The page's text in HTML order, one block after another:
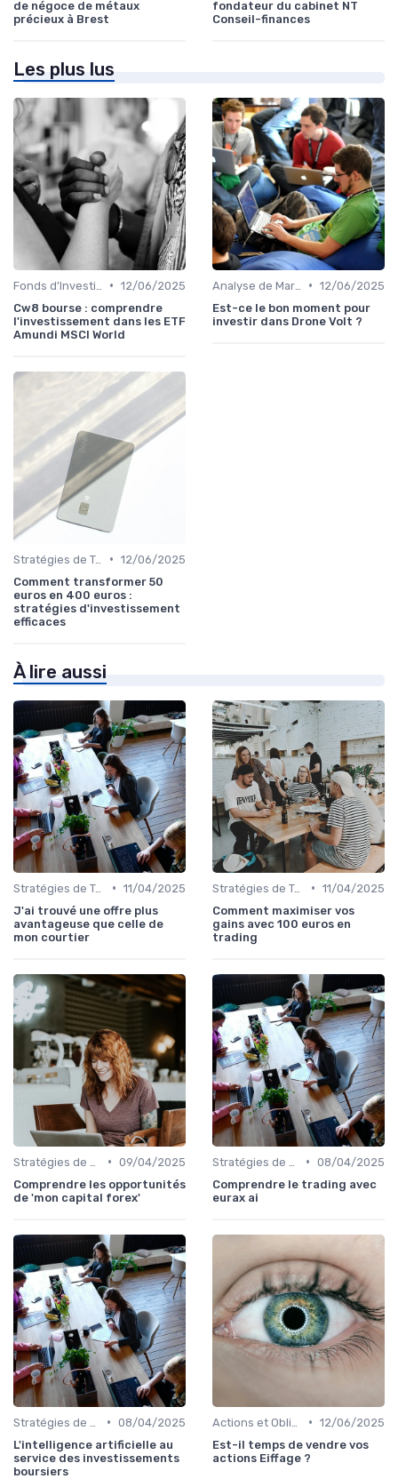
de négoce de métaux
précieux à Brest
fondateur du cabinet NT
Conseil-finances
Les plus lus
• 12/06/2025
Cw8 bourse : comprendre
l'investissement dans les ETF
Amundi MSCI World
• 12/06/2025
Est-ce le bon moment pour
investir dans Drone Volt ?
Stratégies de Trading • 12/06/2025
Comment transformer 50
euros en 400 euros :
stratégies d'investissement
efficaces
À lire aussi
Stratégies de Trading • 11/04/2025
J'ai trouvé une offre plus
avantageuse que celle de
mon courtier
Stratégies de Trading • 11/04/2025
Comment maximiser vos
gains avec 100 euros en
trading
• 09/04/2025
Comprendre les opportunités
de 'mon capital forex'
• 08/04/2025
Comprendre le trading avec
eurax ai
• 08/04/2025
L'intelligence artificielle au
service des investissements
boursiers
• 12/06/2025
Est-il temps de vendre vos
actions Eiffage ?